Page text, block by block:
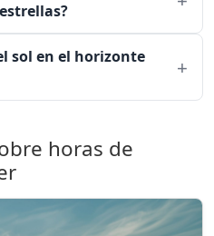
sol en el horizonte
horas de